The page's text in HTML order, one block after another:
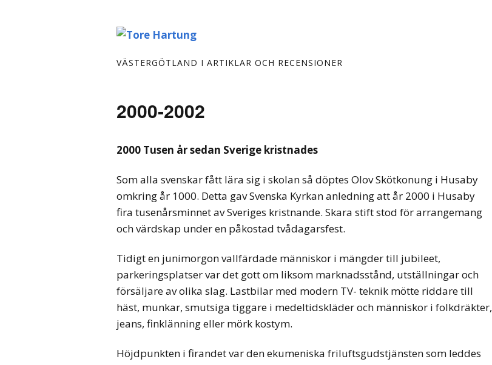
VÄSTERGÖTLAND I ARTIKLAR OCH RECENSIONER
2000-2002
2000 Tusen år sedan Sverige kristnades
Som alla svenskar fått lära sig i skolan så döptes Olov Skötkonung i Husaby
omkring år 1000. Detta gav Svenska Kyrkan anledning att år 2000 i Husaby
fira tusenårsminnet av Sveriges kristnande. Skara stift stod för arrangemang
och värdskap under en påkostad tvådagarsfest.
Tidigt en junimorgon vallfärdade människor i mängder till jubileet,
parkeringsplatser var det gott om liksom marknadsstånd, utställningar och
försäljare av olika slag. Lastbilar med modern TV- teknik mötte riddare till
häst, munkar, smutsiga tiggare i medeltidskläder och människor i folkdräkter,
jeans, finklänning eller mörk kostym.
Höjdpunkten i firandet var den ekumeniska friluftsgudstjänsten som leddes